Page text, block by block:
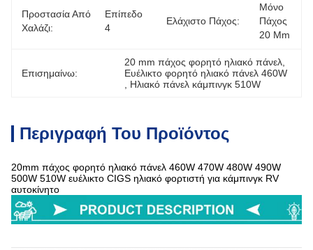
Προστασία Από
Χαλάζι:
Επίπεδο
4
Ελάχιστο Πάχος:
Μόνο
Πάχος
20 Mm
Επισημαίνω:
20 mm πάχος φορητό ηλιακό πάνελ
Ευέλικτο φορητό ηλιακό πάνελ 460W
Ηλιακό πάνελ κάμπινγκ 510W
Περιγραφή Του Προϊόντος
20mm πάχος φορητό ηλιακό πάνελ 460W 470W 480W 490W
500W 510W ευέλικτο CIGS ηλιακό φορτιστή για κάμπινγκ RV
αυτοκίνητο